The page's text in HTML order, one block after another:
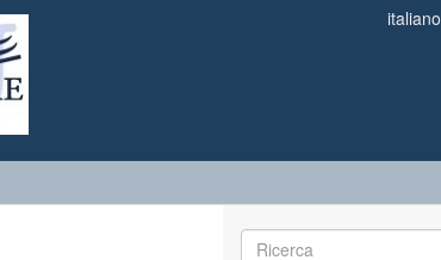
italiano